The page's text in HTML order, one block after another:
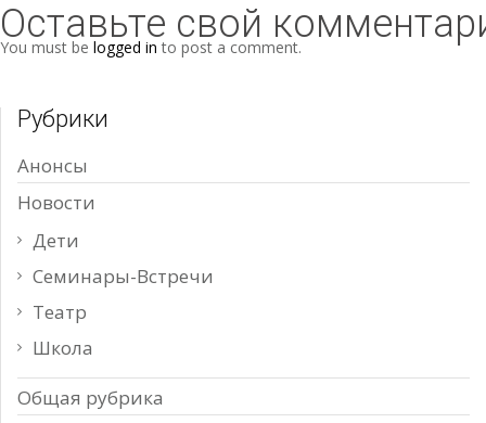
Оставьте свой
You must be logged in to post a comment.
Рубрики
Анонсы
Новости
Дети
Семинары-Встречи
Театр
Школа
Общая рубрика